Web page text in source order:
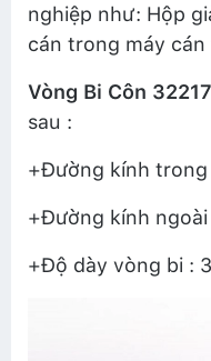
nghiệp như: Hộp
cán trong máy cán
Vòng Bi Côn
sau :
+Đường kính trong
+Đường kính ngoài
+Độ dày vòng bi :